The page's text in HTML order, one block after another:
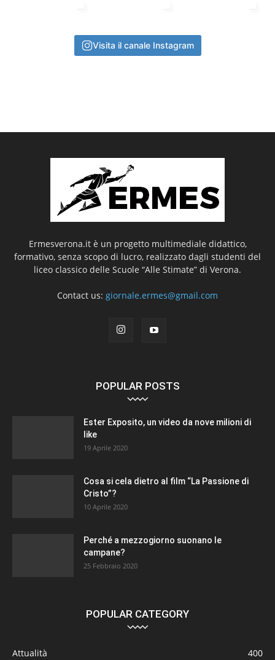
Visita il canale Instagram
Ermesverona.it è un progetto multimediale didattico,
formativo, senza scopo di lucro, realizzato dagli studenti del
liceo classico delle Scuole “Alle Stimate” di Verona.
Contact us: giornale.ermes@gmail.com
POPULAR POSTS
Ester Exposito, un video da nove milioni di
like
19 Aprile 2020
Cosa si cela dietro al film “La Passione di
Cristo”?
10 Aprile 2020
Perché a mezzogiorno suonano le
campane?
25 Febbraio 2020
POPULAR CATEGORY
Attualità 400